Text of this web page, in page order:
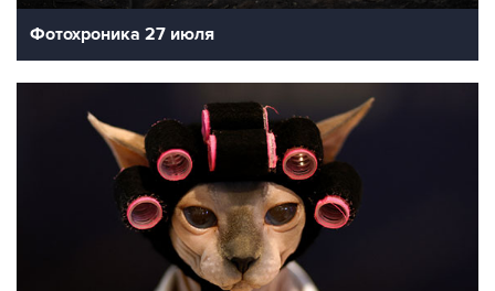
Фотохроника 27 июля